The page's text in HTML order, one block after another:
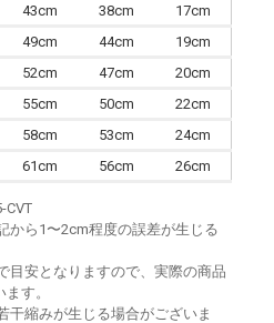
43cm 38cm
17cm
49cm 44cm
19cm
52cm 47cm
20cm
55cm 50cm
22cm
58cm 53cm
24cm
61cm 56cm 26cm
CVT
から1〜2cm程度の誤差が生じる
目安となりますので、実際の商品
す。
縮みが生じる場合がございま